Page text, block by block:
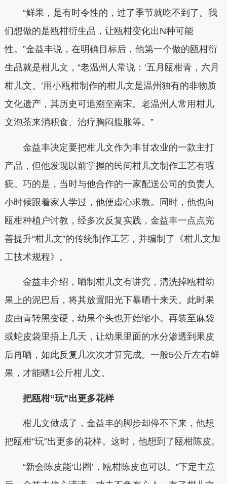
“鲜果，是有时令性的，过了季节就吃不到了。我
们想做的是瓯柑衍生品，让瓯柑变化出N种可能
性。”金益丰说，在明确目标后，他第一个做的瓯柑衍
生品就是柑儿文，“老温州人常说：‘五月瓯柑青，六月
柑儿文。’用小瓯柑制作的柑儿文是温州独有的非物质
文化遗产，其历史可追溯至南宋。老温州人常用柑儿
文泡茶来消积食、治疗胸闷腹胀等。”
金益丰决定要把柑儿文作为丰甘农业的一款主打
产品，但他发现以前掌握的民间柑儿文制作工艺有瑕
疵。巧的是，当时与他合作的一家配送公司的负责人
小时候跟着家人学过，他便虚心求教。同时，他也向
瓯柑种植户讨教，经多次反复实践，金益丰一点点完
善提升“柑儿文”的传统制作工艺，并编制了《柑儿文加
工技术规程》。
金益丰介绍，晒制柑儿文有讲究，清洗掉瓯柑幼
果上的泥巴后，将其放置阳光下暴晒十来天。此时果
皮由青转黑变硬，幼果个头也开始缩小。再装至麻袋
或蛇皮袋里捂上几天，让幼果里面的水分渗透到果皮
后再晒，如此反复几次次才算完成。一般5公斤左右鲜
果，才能晒1公斤柑儿文。
把瓯柑“玩”出更多花样
柑儿文做成了，金益丰的脚步却停不下来，他想
把瓯柑“玩”出更多的花样。这时，他想到了瓯柑陈皮。
“新会陈皮能‘出圈’，瓯柑陈皮也可以。”下定主意